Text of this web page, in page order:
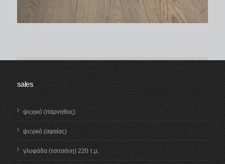
sales
ψυχικό (πάρνηθος)
ψυχικό (αφαίας)
γλυφάδα (τσιτσάνη) 220 τ.μ.